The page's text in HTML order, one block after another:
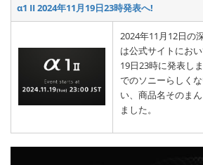
α1 II 2024年11月19日23時発表へ!
2024年11月12日の
は公式サイトにお
19日23時に発表し
でのソニーらしく
い、商品名そのま
ました。